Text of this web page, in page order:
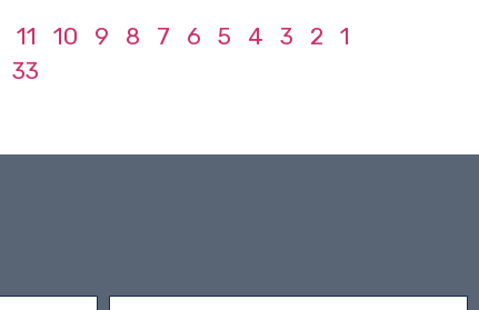
1
2
3
4
5
6
7
8
9
10
11
33